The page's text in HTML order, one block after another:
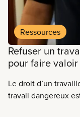
Ressources
Refuser un
pour faire
Le droit d’un
travail dangereux